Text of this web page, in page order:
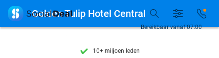
7 dagen per week beschikbaarBereikbaar vanaf 07:00
 Golden Tulip Hotel Central